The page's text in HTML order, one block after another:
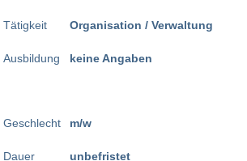
Tätigkeit
Ausbildung
Geschlecht
Dauer
Organisation / Verwaltung
keine Angaben
m/w
unbefristet